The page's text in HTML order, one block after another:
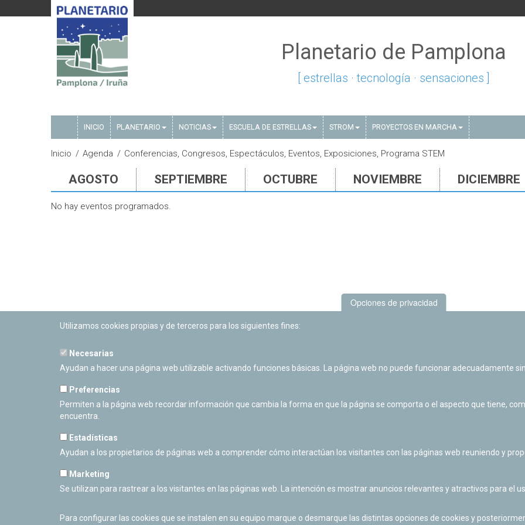
Planetario de Pamplona
[ estrellas · tecnología · sensaciones ]
INICIO PLANETARIO NOTICIAS ESCUELA DE ESTRELLAS STROM PROYECTOS EN MARCHA
Inicio Agenda Conferencias, Congresos, Espectáculos, Eventos, Exposiciones, Programa STEM
AGOSTO SEPTIEMBRE OCTUBRE NOVIEMBRE DICIEMBRE
No hay eventos programados.
PLANETARIO DE PAMPLONA
Calle Sancho RamÃ­rez, s/n
Cerrado Temporalmente
Opciones de privacidad
Utilizamos cookies propias y de terceros para los siguientes fines:
Necesarias
Ayudan a hacer una página web utilizable activando funciones básicas. La página web no puede funcionar adecuadamente
Preferencias
Permiten a la página web recordar información que cambia la forma en que la página se comporta o el aspecto que tiene,
encuentra.
Estadísticas
Ayudan a los propietarios de páginas web a comprender cómo interactúan los visitantes con las páginas web reuniendo y
Marketing
Se utilizan para rastrear a los visitantes en las páginas web. La intención es mostrar anuncios relevantes y atractivos para el
Para configurar las cookies que se instalen en su equipo marque o desmarque las distintas opciones de cookies y